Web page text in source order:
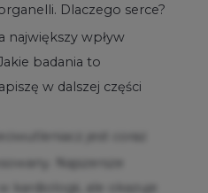
Dlaczego serce?
największy wpływ
badania to
w dalszej części